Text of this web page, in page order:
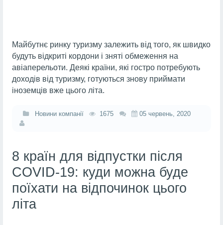
Майбутнє ринку туризму залежить від того, як швидко
будуть відкриті кордони і зняті обмеження на
авіаперельоти. Деякі країни, які гостро потребують
доходів від туризму, готуються знову приймати
іноземців вже цього літа.
Новини компанії 1675 05 червень, 2020
8 країн для відпустки після
COVID-19: куди можна буде
поїхати на відпочинок цього
літа